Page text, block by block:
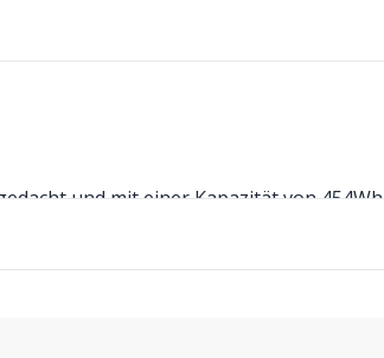
und mit einer Kapazität von 454Wh
FLYER Original-Akkus.